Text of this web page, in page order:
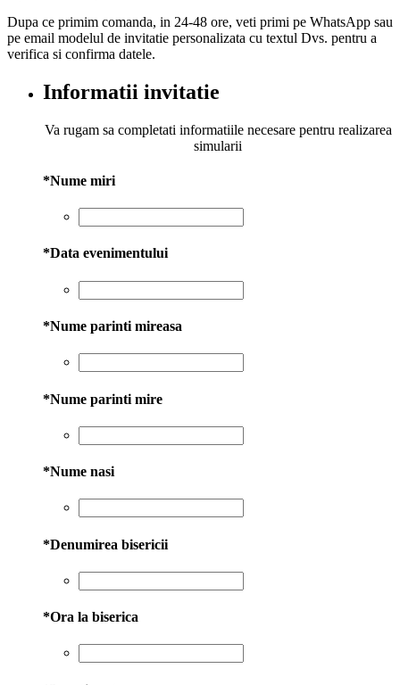
Dupa ce primim comanda, in 24-48 ore, veti primi pe WhatsApp sau
pe email modelul de invitatie personalizata cu textul Dvs. pentru a
verifica si confirma datele.
Informatii invitatie
Va rugam sa completati informatiile necesare pentru realizarea
simularii
*Nume miri
*Data evenimentului
*Nume parinti mireasa
*Nume parinti mire
*Nume nasi
*Denumirea bisericii
*Ora la biserica